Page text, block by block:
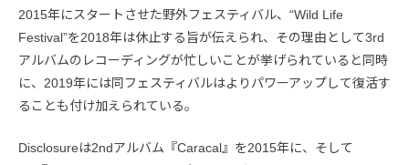
2015年にスタートさせた野外フェスティバル、“Wild Life
Festival”を2018年は休止する旨が伝えられ、その理由として3rd
アルバムのレコーディングが忙しいことが挙げられていると同時
に、2019年には同フェスティバルはよりパワーアップして復活す
ることも付け加えられている。
Disclosureは2ndアルバム『Caracal』を2015年に、そして